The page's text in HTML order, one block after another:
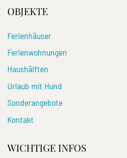
OBJEKTE
Ferienhäuser
Ferienwohnungen
Haushälften
Urlaub mit Hund
Sonderangebote
Kontakt
WICHTIGE INFOS